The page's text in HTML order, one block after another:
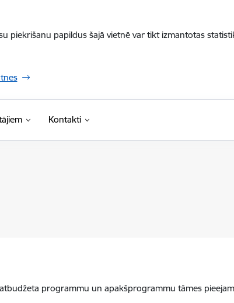
piekrišanu papildus šajā vietnē var tikt izmantotas
Kontakti
programmu un apakšprogrammu tāmes